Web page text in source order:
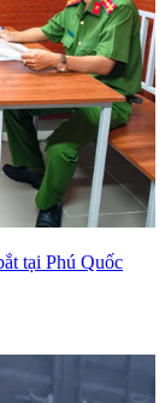
tại Phú Quốc